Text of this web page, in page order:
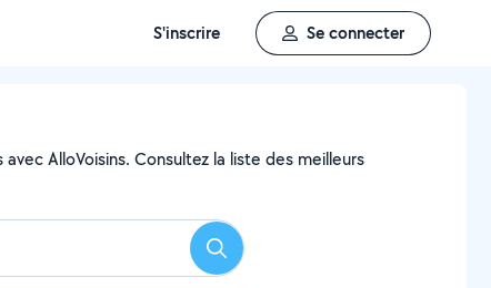
S'inscrire Se connecter
AlloVoisins. Consultez la liste des meilleurs
Rechercher